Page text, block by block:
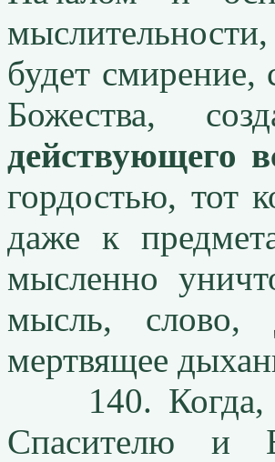
будет смирение,
Божества,
действующего
гордостью, тот
даже к
мысленно
мысль, слово,
мертвящее
140. Когда,
Спасителю и